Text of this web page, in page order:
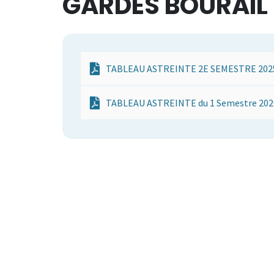
TABLEAU ASTREINTE 2E SEMESTRE
TABLEAU ASTREINTE du 1 Semestre